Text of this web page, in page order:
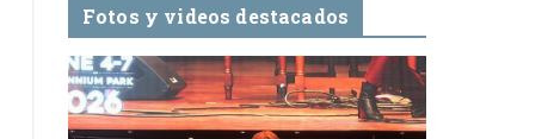
Fotos y videos destacados